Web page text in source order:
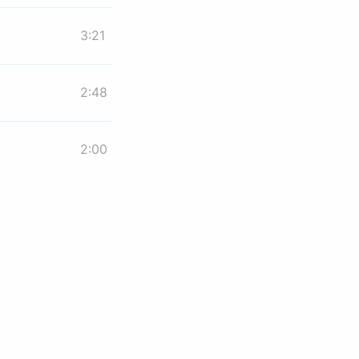
3:21
2:48
2:00